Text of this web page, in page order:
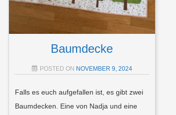
Baumdecke
POSTED ON NOVEMBER 9, 2024
Falls es euch aufgefallen ist, es gibt zwei
Baumdecken. Eine von Nadja und eine